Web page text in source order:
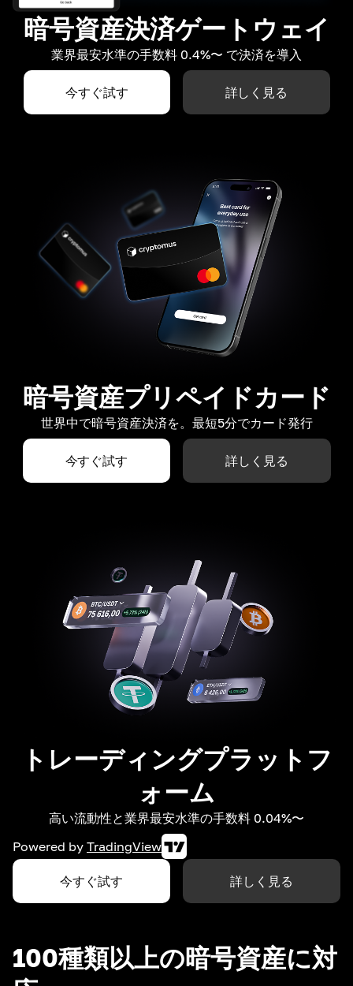
暗号資産決済ゲートウェイ
業界最安水準の手数料 0.4%〜 で決済を導入
今すぐ試す 詳しく見る
暗号資産プリペイドカード
世界中で暗号資産決済を。最短5分でカード発行
今すぐ試す 詳しく見る
トレーディングプラットフ
ォーム
高い流動性と業界最安水準の手数料 0.04%〜
Powered by TradingView
今すぐ試す 詳しく見る
100種類以上の暗号資産に対